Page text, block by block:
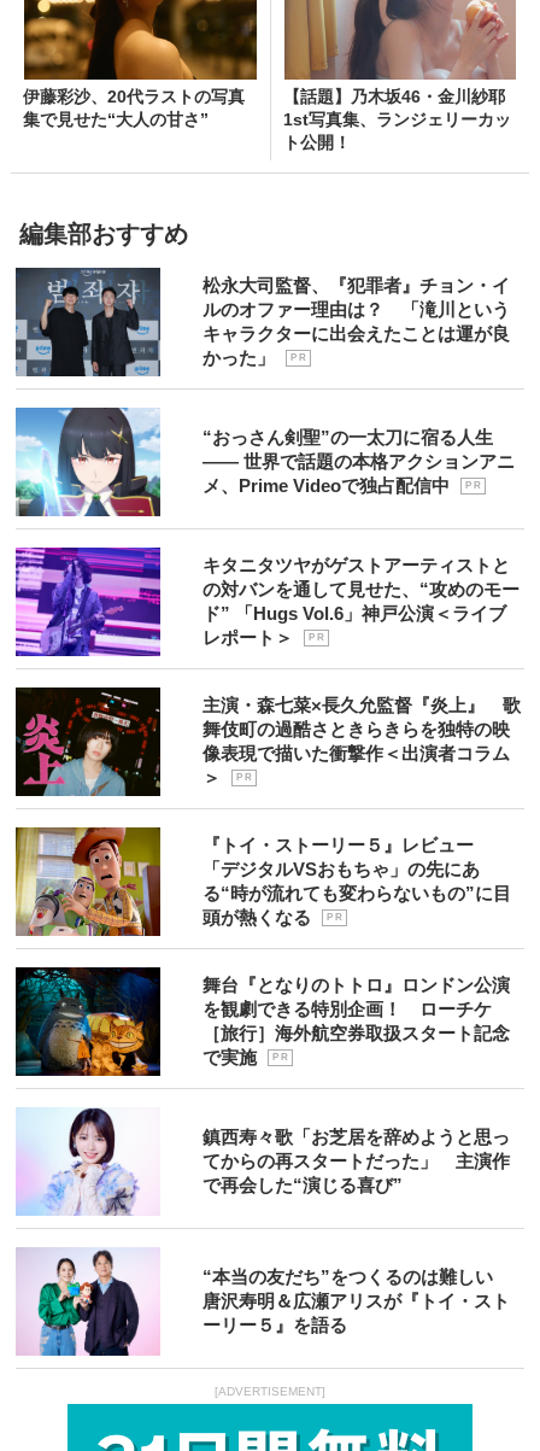
伊藤彩沙、20代ラストの写真
集で見せた“大人の甘さ”
【話題】乃木坂46・金川紗耶
1st写真集、ランジェリーカッ
ト公開！
編集部おすすめ
松永大司監督、『犯罪者』チョン・イ
ルのオファー理由は？ 「滝川という
キャラクターに出会えたことは運が良
かった」
P R
“おっさん剣聖”の一太刀に宿る人生
―― 世界で話題の本格アクションアニ
メ、Prime Videoで独占配信中
P R
キタニタツヤがゲストアーティストと
の対バンを通して見せた、“攻めのモー
ド” 「Hugs Vol.6」神戸公演＜ライブ
レポート＞
P R
主演・森七菜×長久允監督『炎上』 歌
舞伎町の過酷さときらきらを独特の映
像表現で描いた衝撃作＜出演者コラム
＞
P R
『トイ・ストーリー５』レビュー
「デジタルVSおもちゃ」の先にあ
る“時が流れても変わらないもの”に目
頭が熱くなる
P R
舞台『となりのトトロ』ロンドン公演
を観劇できる特別企画！ ローチケ
［旅行］海外航空券取扱スタート記念
で実施
P R
鎮西寿々歌「お芝居を辞めようと思っ
てからの再スタートだった」 主演作
で再会した“演じる喜び”
“本当の友だち”をつくるのは難しい
唐沢寿明＆広瀬アリスが『トイ・スト
ーリー５』を語る
[ADVERTISEMENT]